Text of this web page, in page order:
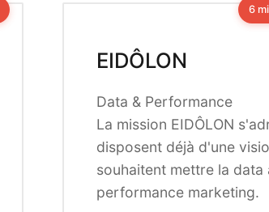
EIDÔLON
Data & Performance
La mission EIDÔLON
disposent déjà d'une
souhaitent mettre la data
performance marketing.
6